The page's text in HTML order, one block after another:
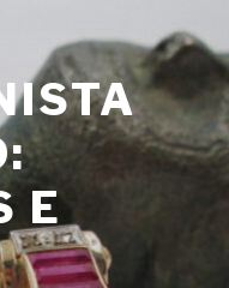
E